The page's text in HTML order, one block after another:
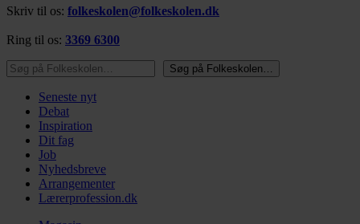
Skriv til os: folkeskolen@folkeskolen.dk
Ring til os: 3369 6300
Søg på Folkeskolen…
Søg på Folkeskolen…
Seneste nyt
Debat
Inspiration
Dit fag
Job
Nyhedsbreve
Arrangementer
Lærerprofession.dk